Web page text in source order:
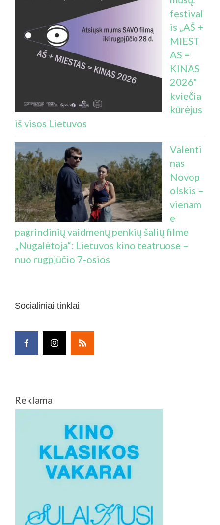
festival
is „AŠ +
MIEST
AS =
KINAS
2026“
kviečia
kūrėjus
iš visos Lietuvos
Valenti
nas
Novop
olskis –
vienam
e
pagrindinių vaidmenų penkių šalių filme
„Nugalėtoja“: Lietuvos kino teatruose –
nuo rugpjūčio 7-osios
Socialiniai tinklai
Reklama